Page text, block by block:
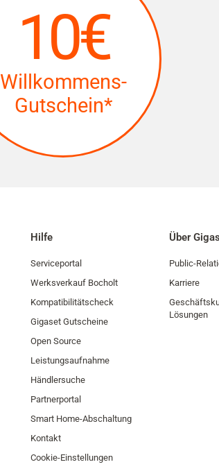
10€
Willkommens-
Gutschein*
Hilfe
Serviceportal
Werksverkauf Bocholt
Kompatibilitätscheck
Gigaset Gutscheine
Open Source
Leistungsaufnahme
Händlersuche
Partnerportal
Smart Home-Abschaltung
Kontakt
Cookie-Einstellungen
Über
Public-
Karriere
Lösungen